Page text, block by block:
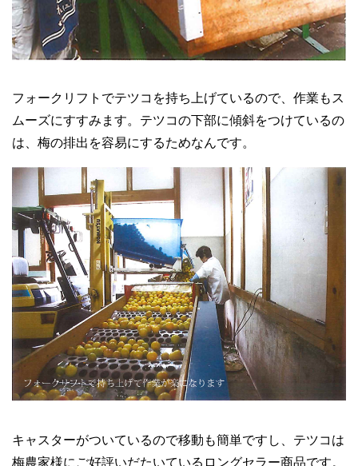
フォークリフトでテツコを持ち上げているので、作業もス
ムーズにすすみます。テツコの下部に傾斜をつけているの
は、梅の排出を容易にするためなんです。
キャスターがついているので移動も簡単ですし、テツコは
梅農家様にご好評いだたいているロングセラー商品です。